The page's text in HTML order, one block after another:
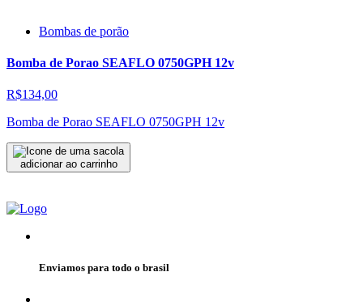
Bombas de porão
Bomba de Porao SEAFLO 0750GPH 12v
R$134,00
Bomba de Porao SEAFLO 0750GPH 12v
adicionar ao carrinho
Enviamos para todo o brasil